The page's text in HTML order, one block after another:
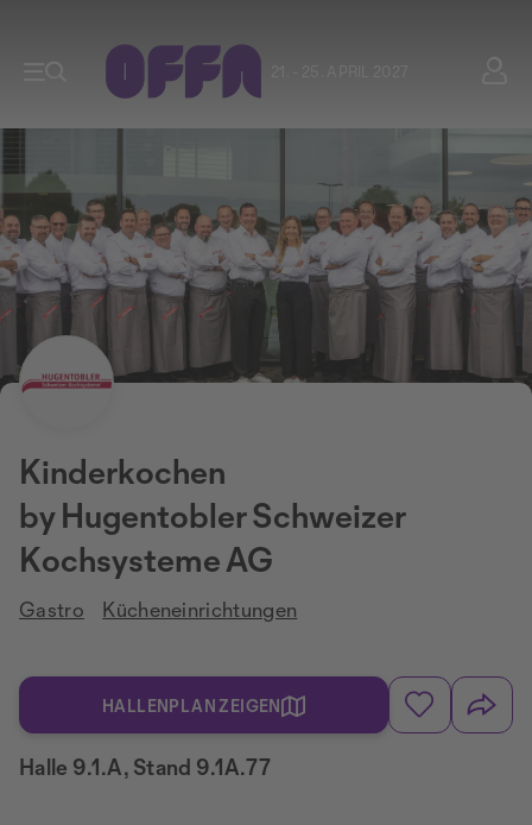
Kinderkochen
by Hugentobler Schweizer
Kochsysteme AG
Gastro Kücheneinrichtungen
HALLENPLAN ZEIGEN
Halle 9.1.A, Stand 9.1A.77